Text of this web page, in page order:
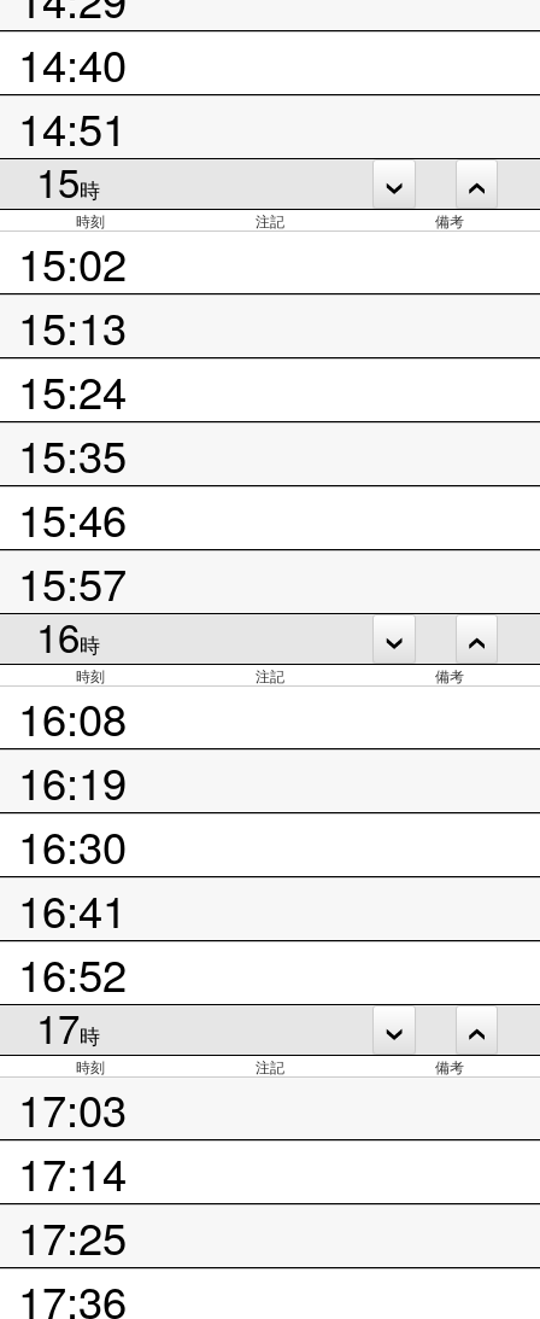
14:40
14:51
15時
時刻 注記 備考
15:02
15:13
15:24
15:35
15:46
15:57
16時
時刻 注記 備考
16:08
16:19
16:30
16:41
16:52
17時
時刻 注記 備考
17:03
17:14
17:25
17:36